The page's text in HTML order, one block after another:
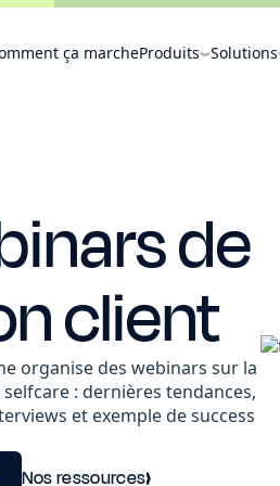
ça marcheProduits Solutions
de
client
organise des webinars sur la
: dernières tendances,
et exemple de success
Nos ressources